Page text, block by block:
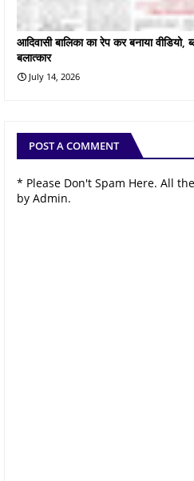
आदिवासी बालिका का रेप कर बनाया
बलात्कार
July 14, 2026
POST A COMMENT
* Please Don't Spam Here. All
by Admin.